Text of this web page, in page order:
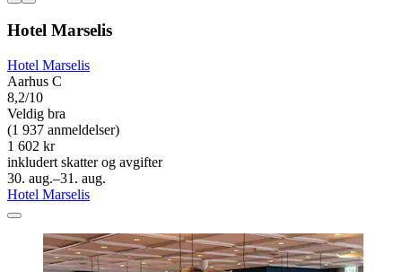
Hotel Marselis
Hotel Marselis
Aarhus C
8,2/10
Veldig bra
(1 937 anmeldelser)
1 602 kr
inkludert skatter og avgifter
30. aug.–31. aug.
Hotel Marselis